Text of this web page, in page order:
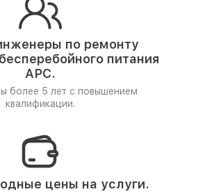
по ремонту
питания
APC.
более 5 лет с повышением
квалификации.
цены на услуги.